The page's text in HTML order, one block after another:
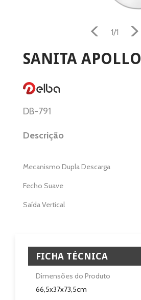
Home
Aquecimento
Casa de Banho
Blog
1/1
SANITA APOLLO
DB-791
Descrição
Mecanismo Dupla Descarga
Fecho Suave
Saída Vertical
FICHA TÉCNICA
Dimensões do Produto
66,5x37x73,5cm